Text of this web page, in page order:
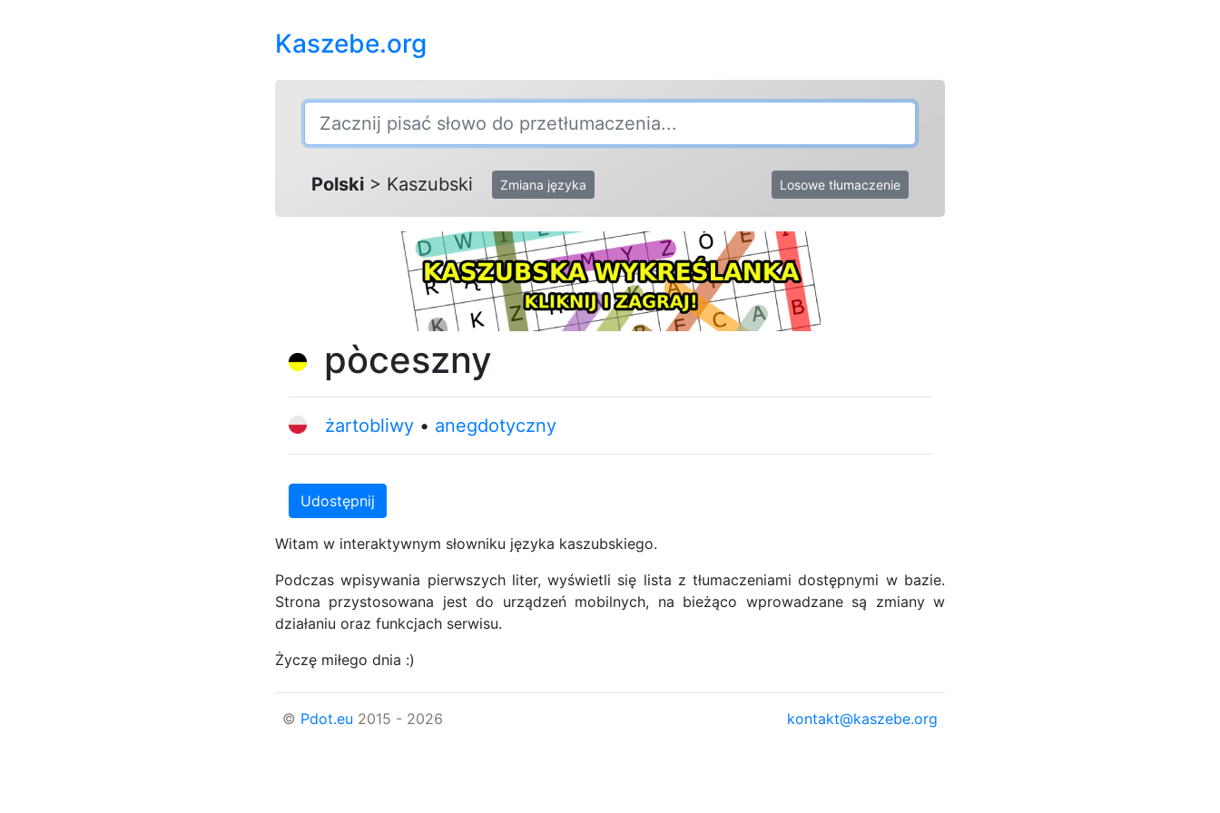
Kaszebe.org
Polski > Kaszubski Zmiana języka Losowe tłumaczenie
pòceszny
żartobliwy anegdotyczny
Udostępnij
Witam w interaktywnym słowniku języka kaszubskiego.
Podczas wpisywania pierwszych liter, wyświetli się lista z tłumaczeniami dostępnymi w bazie.
Strona przystosowana jest do urządzeń mobilnych, na bieżąco wprowadzane są zmiany w
działaniu oraz funkcjach serwisu.
Życzę miłego dnia :)
© Pdot.eu 2015 - 2026 kontakt@kaszebe.org